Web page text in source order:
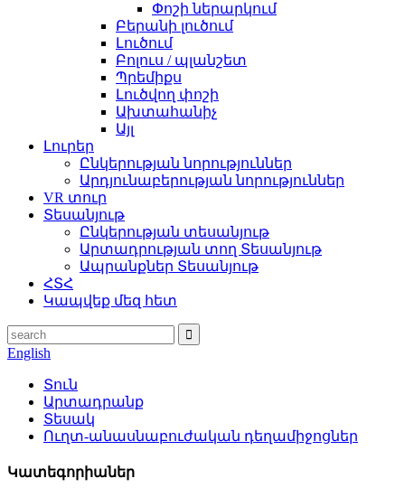
Փոշի ներարկում
Բերանի լուծում
Լուծում
Բոլուս / պլանշետ
Պրեմիքս
Լուծվող փոշի
Ախտահանիչ
Այլ
Լուրեր
Ընկերության նորություններ
Արդյունաբերության նորություններ
VR տուր
Տեսանյութ
Ընկերության տեսանյութ
Արտադրության տող Տեսանյութ
Ապրանքներ Տեսանյութ
ՀՏՀ
Կապվեք մեզ հետ
English
Տուն
Արտադրանք
Տեսակ
Ուղտ-անասնաբուժական դեղամիջոցներ
Կատեգորիաներ